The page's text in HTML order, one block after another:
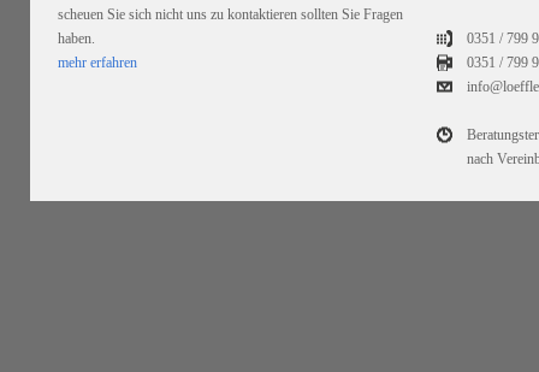
scheuen Sie sich nicht uns zu kontaktieren sollten Sie Fragen
haben.
mehr erfahren
0351 / 799
0351 /799
nach